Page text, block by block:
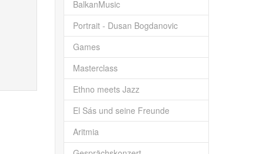
BalkanMusic
Portrait - Dusan Bogdanovic
Games
Masterclass
Ethno meets Jazz
El Sás und seine Freunde
Aritmia